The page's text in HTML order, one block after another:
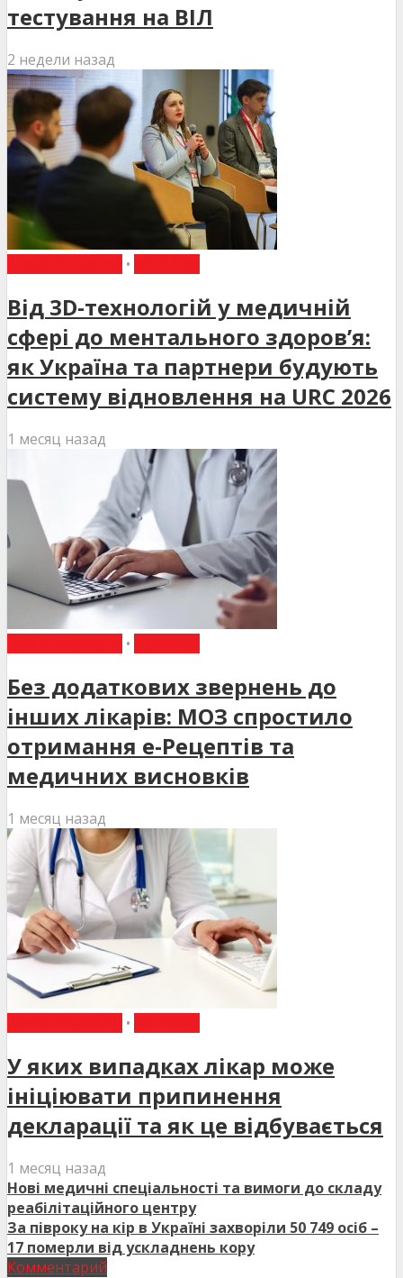
тестування на ВІЛ
2 недели назад
•
Від 3D-технологій у медичній
сфері до ментального здоров’я:
як Україна та партнери будують
систему відновлення на URC 2026
1 месяц назад
•
Без додаткових звернень до
інших лікарів: МОЗ спростило
отримання е-Рецептів та
медичних висновків
1 месяц назад
•
У яких випадках лікар може
ініціювати припинення
декларації та як це відбувається
1 месяц назад
Нові медичні спеціальності та вимоги до складу
реабілітаційного центру
За півроку на кір в Україні захворіли 50 749 осіб –
17 померли від ускладнень кору
Комментарий